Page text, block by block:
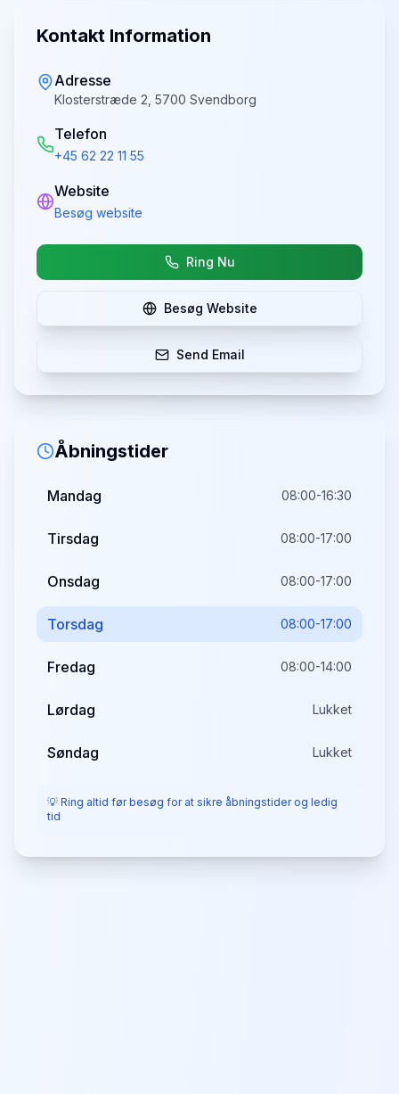
Kontakt Information
Adresse
Klosterstræde 2, 5700 Svendborg
Telefon
+45 62 22 11 55
Website
Besøg website
Ring Nu
Besøg Website
Send Email
Åbningstider
Mandag 08:00-16:30
Tirsdag 08:00-17:00
Onsdag 08:00-17:00
Torsdag 08:00-17:00
Fredag 08:00-14:00
Lørdag Lukket
Søndag Lukket
💡 Ring altid før besøg for at sikre åbningstider og ledig
tid